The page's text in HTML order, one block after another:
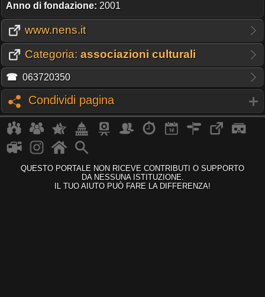
Anno di fondazione: 2001
www.nens.it
Categoria: associazioni culturali
☎ 063720350
Condividi pagina
QUESTO PORTALE NON RICEVE CONTRIBUTI O SUPPORTO
DA NESSUNA ISTITUZIONE.
IL TUO AIUTO PUÒ FARE LA DIFFERENZA!